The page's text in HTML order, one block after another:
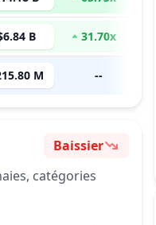
B 31.70x
M --
Sentiment
Baissier
catégories